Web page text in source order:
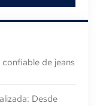
de jeans
Desde